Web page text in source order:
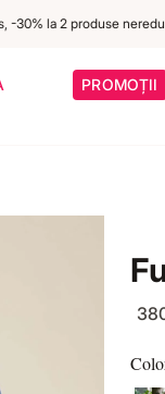
la 2 produse nereduse
PROMOȚII